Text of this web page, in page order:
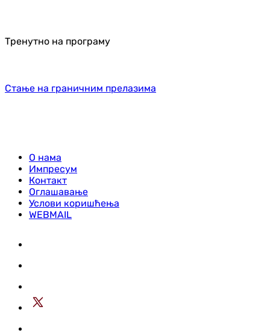
Тренутно на програму
Стање на граничним прелазима
О нама
Импресум
Контакт
Оглашавање
Услови коришћења
WEBMAIL